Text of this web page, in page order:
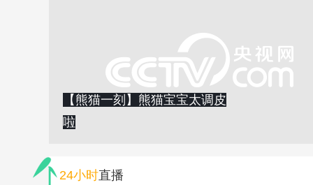
【熊猫一刻】熊猫宝宝太调皮
啦
24小时直播